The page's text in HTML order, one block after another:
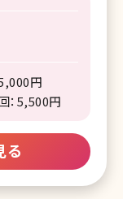
円
：5,500円
る